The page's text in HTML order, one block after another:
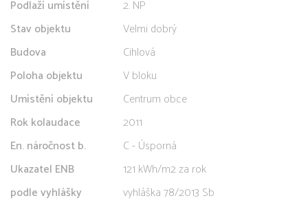
Podlaží umístění
2. NP
Stav objektu
Velmi dobrý
Budova
Cihlová
Poloha objektu
V bloku
Umístění objektu
Centrum obce
Rok kolaudace
2011
En. náročnost b.
C - Úsporná
Ukazatel ENB
121 kWh/m2 za rok
podle vyhlášky
vyhláška 78/2013 Sb